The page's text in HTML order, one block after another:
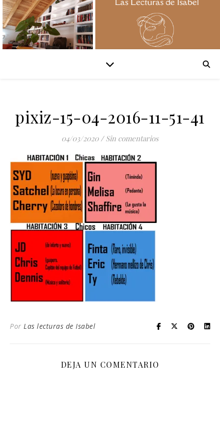
pixiz-15-04-2016-11-51-41
04/03/2020 / Sin comentarios
Por Las lecturas de Isabel
DEJA UN COMENTARIO